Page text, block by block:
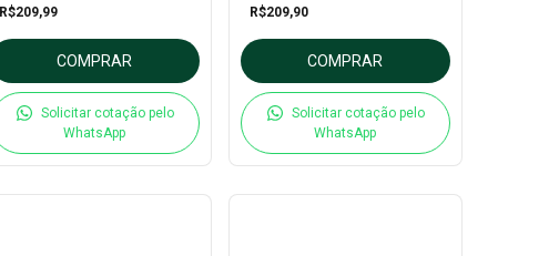
R$209,99
COMPRAR
Solicitar cotação pelo
WhatsApp
R$209,90
COMPRAR
Solicitar cotação pelo
WhatsApp